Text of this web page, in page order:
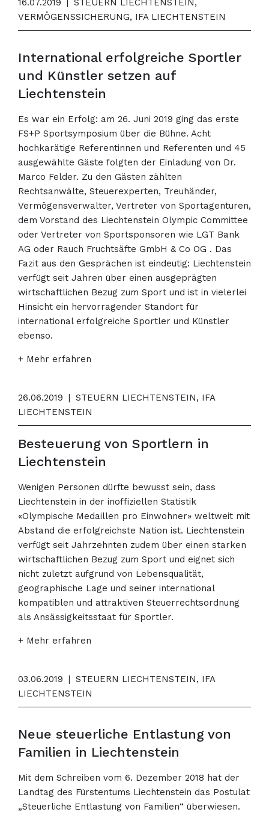
16.07.2019
STEUERN LIECHTENSTEIN,
VERMÖGENSSICHERUNG, IFA LIECHTENSTEIN
International erfolgreiche Sportler
und Künstler setzen auf
Liechtenstein
Es war ein Erfolg: am 26. Juni 2019 ging das erste
FS+P Sportsymposium über die Bühne. Acht
hochkarätige Referentinnen und Referenten und 45
ausgewählte Gäste folgten der Einladung von Dr.
Marco Felder. Zu den Gästen zählten
Rechtsanwälte, Steuerexperten, Treuhänder,
Vermögensverwalter, Vertreter von Sportagenturen,
dem Vorstand des Liechtenstein Olympic Committee
oder Vertreter von Sportsponsoren wie LGT Bank
AG oder Rauch Fruchtsäfte GmbH & Co OG . Das
Fazit aus den Gesprächen ist eindeutig: Liechtenstein
verfügt seit Jahren über einen ausgeprägten
wirtschaftlichen Bezug zum Sport und ist in vielerlei
Hinsicht ein hervorragender Standort für
international erfolgreiche Sportler und Künstler
ebenso.
+ Mehr erfahren
26.06.2019 | STEUERN LIECHTENSTEIN, IFA
LIECHTENSTEIN
Besteuerung von Sportlern in
Liechtenstein
Wenigen Personen dürfte bewusst sein, dass
Liechtenstein in der inoffiziellen Statistik
«Olympische Medaillen pro Einwohner» weltweit mit
Abstand die erfolgreichste Nation ist. Liechtenstein
verfügt seit Jahrzehnten zudem über einen starken
wirtschaftlichen Bezug zum Sport und eignet sich
nicht zuletzt aufgrund von Lebensqualität,
geographische Lage und seiner international
kompatiblen und attraktiven Steuerrechtsordnung
als Ansässigkeitsstaat für Sportler.
+ Mehr erfahren
03.06.2019 | STEUERN LIECHTENSTEIN, IFA
LIECHTENSTEIN
Neue steuerliche Entlastung von
Familien in Liechtenstein
Mit dem Schreiben vom 6. Dezember 2018 hat der
Landtag des Fürstentums Liechtenstein das Postulat
„Steuerliche Entlastung von Familien“ überwiesen.